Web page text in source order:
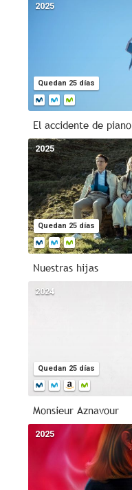
Quedan 25 días
2025
El accidente de piano
Quedan 25 días
2025
Nuestras hijas
Quedan 25 días
2024
Monsieur Aznavour
2025